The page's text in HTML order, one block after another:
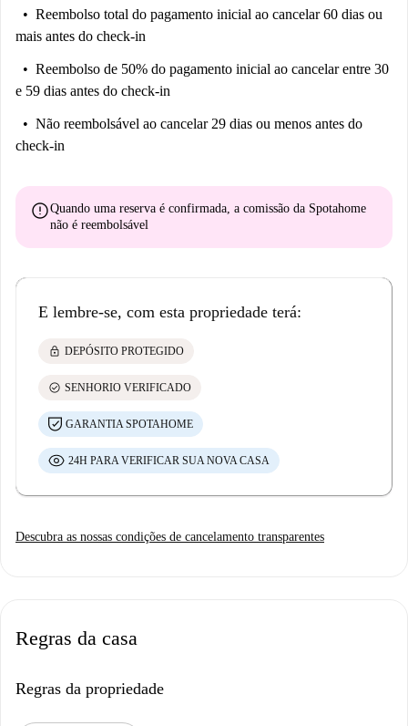
Reembolso total do pagamento inicial ao cancelar 60 dias ou
mais antes do check-in
Reembolso de 50% do pagamento inicial ao cancelar entre 30
e 59 dias antes do check-in
Não reembolsável ao cancelar 29 dias ou menos antes do
check-in
errorQuando uma reserva é confirmada, a comissão da Spotahome
não é reembolsável
E lembre-se, com esta propriedade terá:
lock DEPÓSITO PROTEGIDO
check_circle SENHORIO VERIFICADO
GARANTIA SPOTAHOME
24H PARA VERIFICAR SUA NOVA CASA
Descubra as nossas condições de cancelamento transparentes
Regras da casa
Regras da propriedade